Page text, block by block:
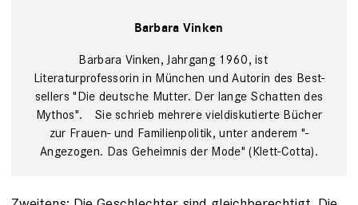
Barbara Vinken
Barbara Vinken, Jahrgang 1960, ist
Literaturprofessorin in München und ­Autorin des ­Best­
sellers "Die deutsche Mutter. Der lange Schatten des
Mythos". Sie schrieb mehrere vieldiskutierte ­Bücher
zur Frauen- und Familienpolitik, unter anderem "­
Angezogen. Das Geheimnis der ­Mode" (Klett-Cotta).